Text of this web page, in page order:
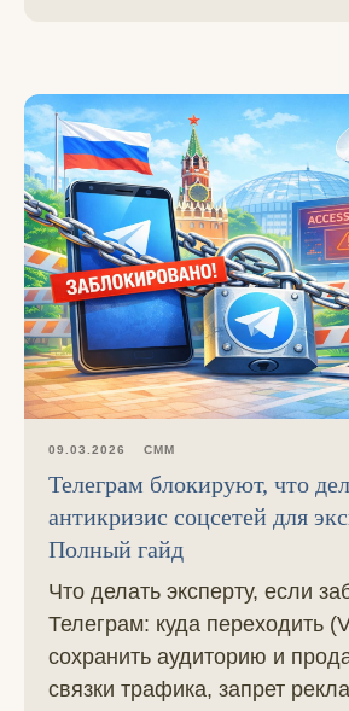
09.03.2026 СММ
Телеграм блокируют, что
антикризис соцсетей для
Полный гайд
Что делать эксперту, если
Телеграм: куда переходить
сохранить аудиторию и
связки трафика, запрет